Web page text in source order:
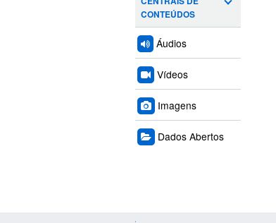
CONTEÚDOS
Áudios
Vídeos
Imagens
Dados Abertos